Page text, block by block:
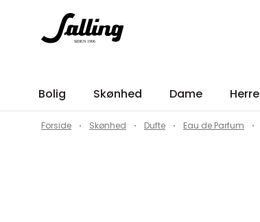
Bolig Skønhed Dame Herre
Forside Skønhed Dufte Eau de Parfum